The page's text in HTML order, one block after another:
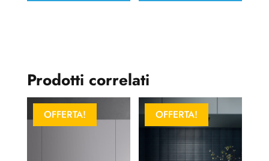
Prodotti correlati
OFFERTA! OFFERTA!